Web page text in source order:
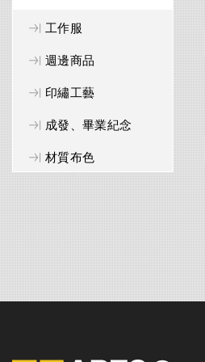
工作服
週邊商品
印繡工藝
成發、畢業紀念
材質布色